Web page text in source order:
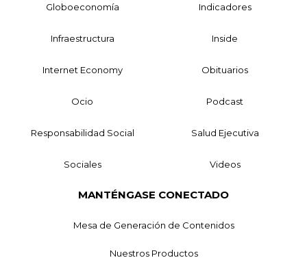
Globoeconomía Indicadores
Infraestructura Inside
Internet Economy Obituarios
Ocio Podcast
Responsabilidad Social Salud Ejecutiva
Sociales Videos
MANTÉNGASE CONECTADO
Mesa de Generación de Contenidos
Nuestros Productos